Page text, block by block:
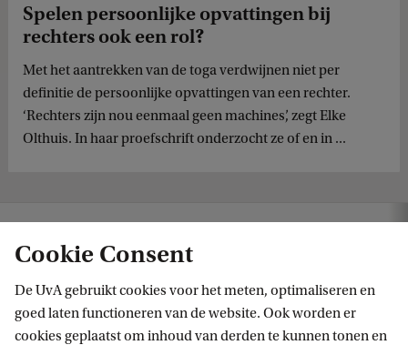
Spelen persoonlijke opvattingen bij
rechters ook een rol?
Met het aantrekken van de toga verdwijnen niet per
definitie de persoonlijke opvattingen van een rechter.
‘Rechters zijn nou eenmaal geen machines’, zegt Elke
Olthuis. In haar proefschrift onderzocht ze of en in ...
Cookie Consent
De UvA gebruikt cookies voor het meten, optimaliseren en
goed laten functioneren van de website. Ook worden er
cookies geplaatst om inhoud van derden te kunnen tonen en